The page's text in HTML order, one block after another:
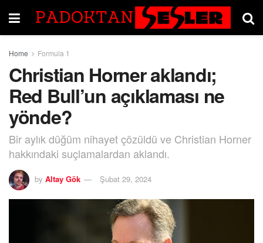
Home Formula 1
Christian Horner aklandı;
Red Bull’un açıklaması ne
yönde?
Bir aylık düğüm nihayet çözüldü ve Christian Horner
hakkındaki suçlamalardan aklandı.
by Altay Gök Şubat 29, 2024